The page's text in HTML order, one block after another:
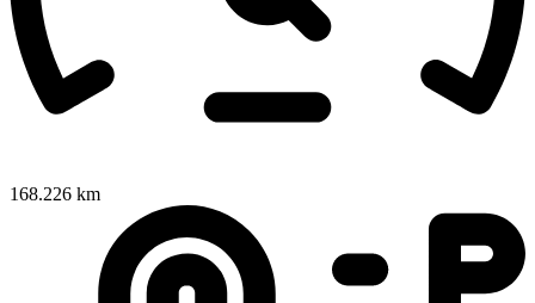
168.226 km